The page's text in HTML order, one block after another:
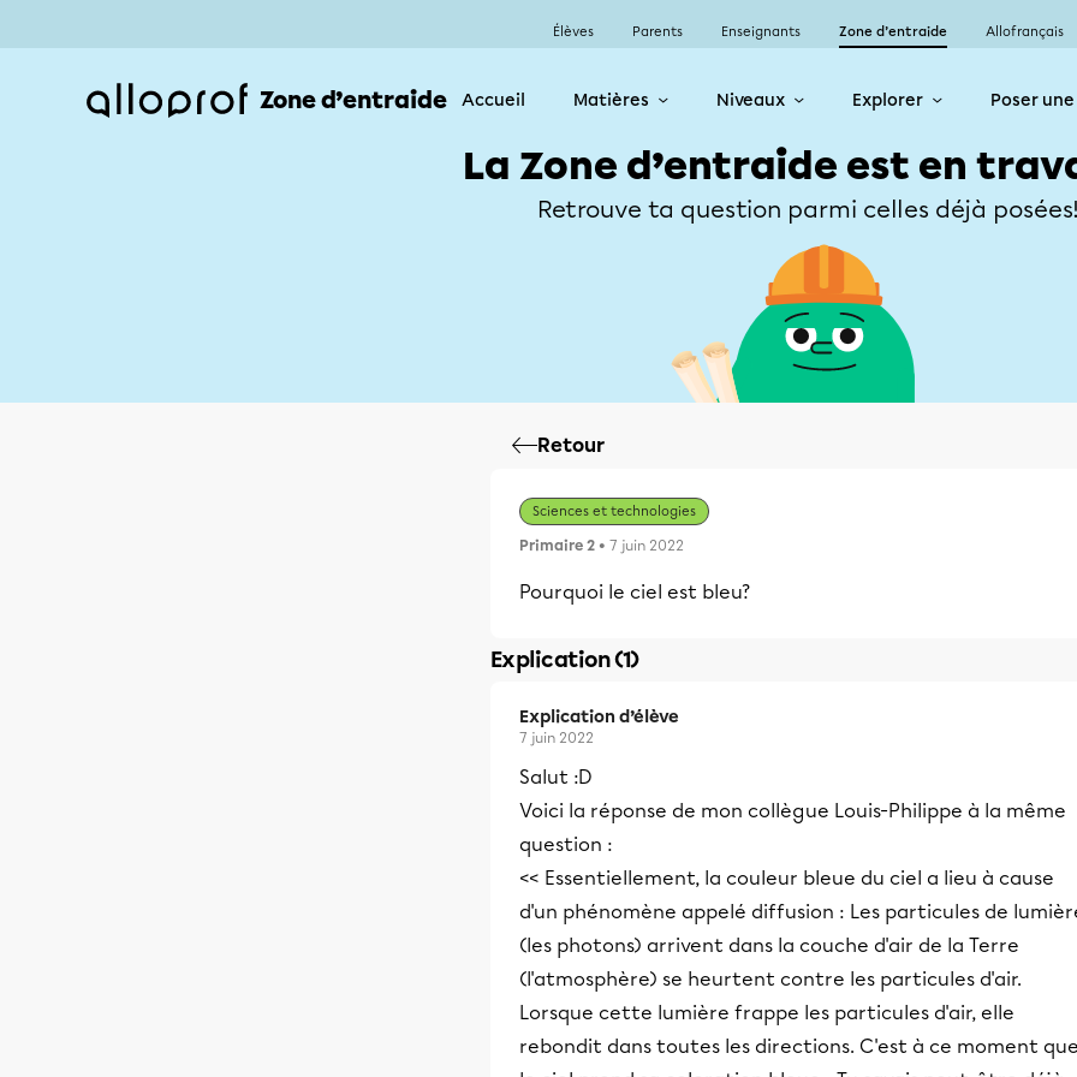
Élèves Parents Enseignants Zone d’entraide Allofrançais
Zone d’entraide Accueil Matières Niveaux Explorer Poser
La Zone d’entraide est en
Retrouve ta question parmi celles déjà
Retour
Sciences et technologies
Primaire 2 • 7 juin 2022
Pourquoi le ciel est bleu?
Explication (1)
Explication d’élève
7 juin 2022
Salut :D
Voici la réponse de mon collègue Louis-Philippe à la même
question :
<< Essentiellement, la couleur bleue du ciel a lieu à cause
d'un phénomène appelé diffusion : Les particules de
(les photons) arrivent dans la couche d'air de la Terre
(l'atmosphère) se heurtent contre les particules d'air.
Lorsque cette lumière frappe les particules d'air, elle
rebondit dans toutes les directions. C'est à ce moment